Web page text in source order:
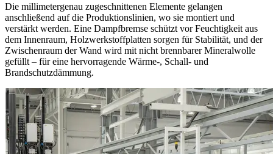
Die millimetergenau zugeschnittenen Elemente gelangen
anschließend auf die Produktionslinien, wo sie montiert und
verstärkt werden. Eine Dampfbremse schützt vor Feuchtigkeit aus
dem Innenraum, Holzwerkstoffplatten sorgen für Stabilität, und der
Zwischenraum der Wand wird mit nicht brennbarer Mineralwolle
gefüllt – für eine hervorragende Wärme-, Schall- und
Brandschutzdämmung.